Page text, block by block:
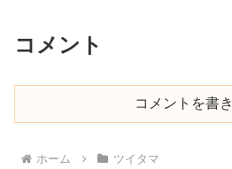
コメント
コメントを書
ホーム ツイタマ